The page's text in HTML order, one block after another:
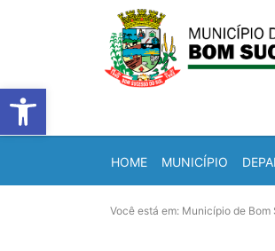
Barra de
HOME MUNICÍPIO
Você está em: Município de Bom